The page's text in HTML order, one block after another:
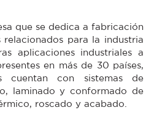
que se dedica a fabricación
para la industria
aplicaciones industriales a
en más de 30 países,
con sistemas de
laminado y conformado de
roscado y acabado.